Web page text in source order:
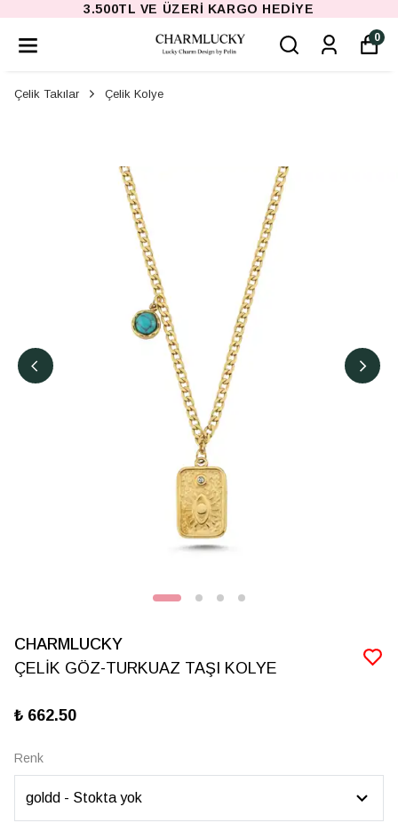
3.500TL VE ÜZERI KARGO HEDIYE
0
Çelik Takılar Çelik Kolye
CHARMLUCKY
ÇELİK GÖZ-TURKUAZ TAŞI KOLYE
₺ 662.50
Renk